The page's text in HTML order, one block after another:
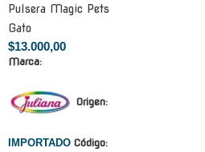
Pulsera Magic Pets
Gato
$13.000,00
Marca:
Origen:
IMPORTADO Código: